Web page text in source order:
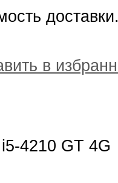
в
4210 GT 4G